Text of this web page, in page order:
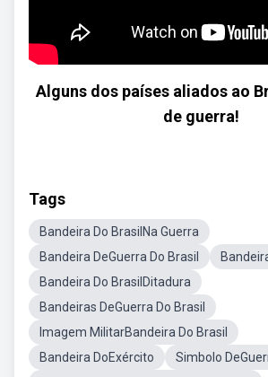
Alguns dos países aliados ao
de guerra!
Tags
Bandeira Do BrasilNa Guerra
Bandeira DeGuerra Do Brasil
Bandeira Do BrasilDitadura
Bandeiras DeGuerra Do Brasil
Imagem MilitarBandeira Do Brasil
Bandeira DoExército
Simbolo